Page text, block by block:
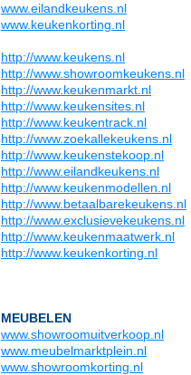
www.eilandkeukens.nl
www.keukenkorting.nl
http://www.keukens.nl
http://www.showroomkeukens.nl
http://www.keukenmarkt.nl
http://www.keukensites.nl
http://www.keukentrack.nl
http://www.zoekallekeukens.nl
http://www.keukenstekoop.nl
http://www.eilandkeukens.nl
http://www.keukenmodellen.nl
http://www.betaalbarekeukens.nl
http://www.exclusievekeukens.nl
http://www.keukenmaatwerk.nl
http://www.keukenkorting.nl
MEUBELEN
www.showroomuitverkoop.nl
www.meubelmarktplein.nl
www.showroomkorting.nl